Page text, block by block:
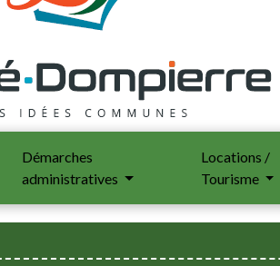
Démarches
administratives
Locations /
Tourisme